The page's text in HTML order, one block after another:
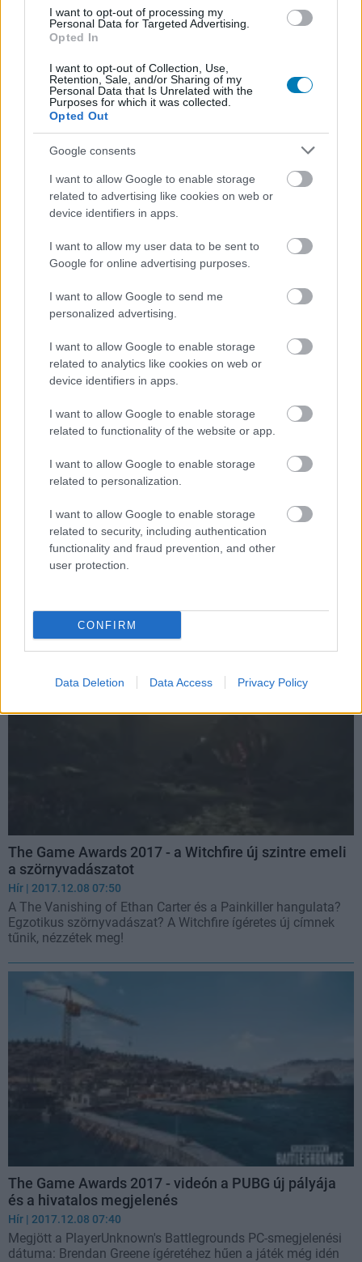
I want to opt-out of processing my
Personal Data for Targeted Advertising.
Opted In
I want to opt-out of Collection, Use,
Retention, Sale, and/or Sharing of my
Personal Data that Is Unrelated with the
Purposes for which it was collected.
Opted Out
Google consents
I want to allow Google to enable storage
related to advertising like cookies on web or
device identifiers in apps.
I want to allow my user data to be sent to
Google for online advertising purposes.
I want to allow Google to send me
personalized advertising.
I want to allow Google to enable storage
related to analytics like cookies on web or
device identifiers in apps.
I want to allow Google to enable storage
related to functionality of the website or app.
I want to allow Google to enable storage
related to personalization.
I want to allow Google to enable storage
related to security, including authentication
functionality and fraud prevention, and other
user protection.
CONFIRM
Data Deletion Data Access Privacy Policy
The Game Awards 2017 - újabb traileren az A Way
| 2017.12.08 08:56
Two Sons rendezőjének legújabb kooperatív alkotását.
The Game Awards 2017 - a Fortnite: Battle Royale
már 50v50 játékmóddal hódít
| 2017.12.08 08:29
akarjátok, már ki is próbálhatjátok a kísérleti lehetőséget.
The Game Awards 2017 - a Witchfire új szintre emeli
a szörnyvadászatot
Hír | 2017.12.08 07:50
A The Vanishing of Ethan Carter és a Painkiller hangulata?
Egzotikus szörnyvadászat? A Witchfire ígéretes új címnek
tűnik, nézzétek meg!
The Game Awards 2017 - videón a PUBG új pályája
és a hivatalos megjelenés
Hír | 2017.12.08 07:40
Megjött a PlayerUnknown's Battlegrounds PC-smegjelenési
dátuma: Brendan Greene ígéretéhez hűen a játék még idén